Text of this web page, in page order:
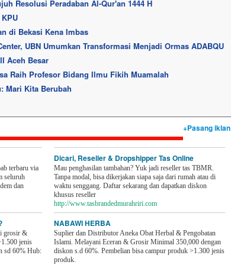
Resolusi Peradaban Al-Qur'an 1444 H
di Bekasi Kena Imbas
UBN Umumkan Transformasi Menjadi Ormas ADABQU
Aceh Besar
Raih Profesor Bidang Ilmu Fikih Muamalah
Mari Kita Berubah
+Pasang iklan
terbaru via
seluruh
dan
grosir &
jenis
sd 60% Hub:
Dicari, Reseller & Dropshipper Tas Online
Mau penghasilan tambahan? Yuk jadi reseller tas TBMR.
Tanpa modal, bisa dikerjakan siapa saja dari rumah atau di
waktu senggang. Daftar sekarang dan dapatkan diskon
khusus reseller
http://www.tasbrandedmurahriri.com
NABAWI HERBA
Suplier dan Distributor Aneka Obat Herbal & Pengobatan
Islami. Melayani Eceran & Grosir Minimal 350,000 dengan
diskon s.d 60%. Pembelian bisa campur produk >1.300 jenis
produk.